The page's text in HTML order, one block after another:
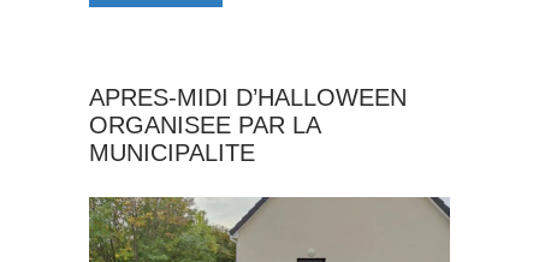
APRES-MIDI D’HALLOWEEN
ORGANISEE PAR LA
MUNICIPALITE